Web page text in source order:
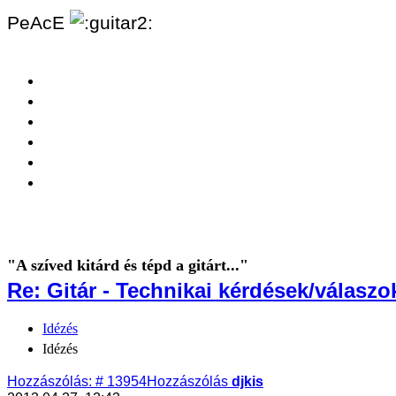
PeAcE
"A szíved kitárd és tépd a gitárt..."
Re: Gitár - Technikai kérdések/
Idézés
Idézés
Hozzászólás: # 13954Hozzászólás djkis